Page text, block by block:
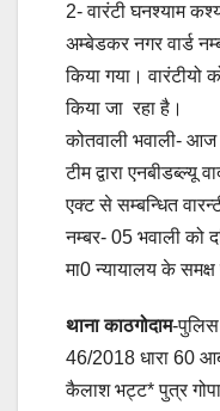
2- वारंटी घनश्याम
अम्बेडकर नगर वार्ड
किया गया। वारंटीयो
किया जा रहा है।
कोतवाली भवाली-
टीम द्वारा
एक्ट से सम्बन्धित
नम्बर- 05 भवाली को
मा0 न्यायालय के समक्ष
थाना काठगोदाम-पुलिस
46/2018 धारा 60
कैलाश भट्ट* पुत्र